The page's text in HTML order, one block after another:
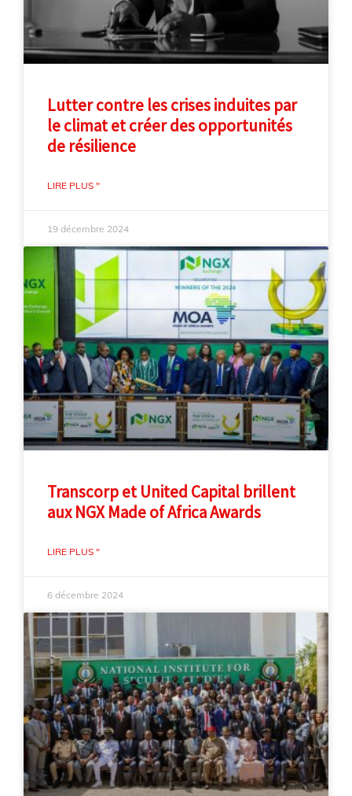
Lutter contre les crises induites par
le climat et créer des opportunités
de résilience
LIRE PLUS "
19 décembre 2024
Transcorp et United Capital brillent
aux NGX Made of Africa Awards
LIRE PLUS "
6 décembre 2024